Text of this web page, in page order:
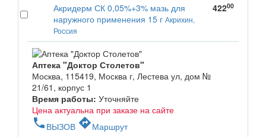
Акридерм СК 0,05%+3% мазь для
наружного применения 15 г Акрихин,
Россия
42200
Аптека "Доктор Столетов"
Москва, 115419, Москва г, Лестева ул, дом №
21/61, корпус 1
Время работы: Уточняйте
Цена актуальна при заказе на сайте
phone ВЫЗОВ directionsМаршрут